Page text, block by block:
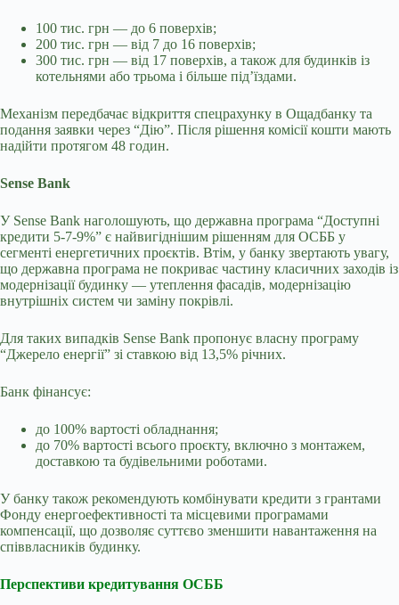
100 тис. грн — до 6 поверхів;
200 тис. грн — від 7 до 16 поверхів;
300 тис. грн — від 17 поверхів, а також для будинків із
котельнями або трьома і більше під’їздами.
Механізм передбачає відкриття спецрахунку в Ощадбанку та
подання заявки через “Дію”. Після рішення комісії кошти мають
надійти протягом 48 годин.
Sense Bank
У Sense Bank наголошують, що державна програма “Доступні
кредити 5-7-9%” є найвигіднішим рішенням для ОСББ у
сегменті енергетичних проєктів. Втім, у банку звертають увагу,
що державна програма не покриває частину класичних заходів із
модернізації будинку — утеплення фасадів, модернізацію
внутрішніх систем чи заміну покрівлі.
Для таких випадків Sense Bank пропонує власну програму
“Джерело енергії” зі ставкою від 13,5% річних.
Банк фінансує:
до 100% вартості обладнання;
до 70% вартості всього проєкту, включно з монтажем,
доставкою та будівельними роботами.
У банку також рекомендують комбінувати кредити з грантами
Фонду енергоефективності та місцевими програмами
компенсації, що дозволяє суттєво зменшити навантаження на
співвласників будинку.
Перспективи кредитування ОСББ